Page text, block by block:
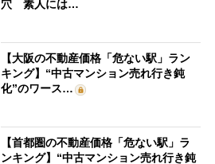
穴 素人には…
【大阪の不動産価格「危ない駅」ラン
キング】“中古マンション売れ行き鈍
化”のワース…
【首都圏の不動産価格「危ない駅」ラ
ンキング】“中古マンション売れ行き鈍